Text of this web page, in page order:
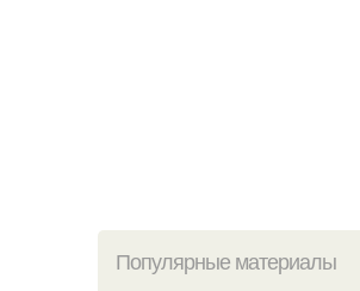
Популярные материалы